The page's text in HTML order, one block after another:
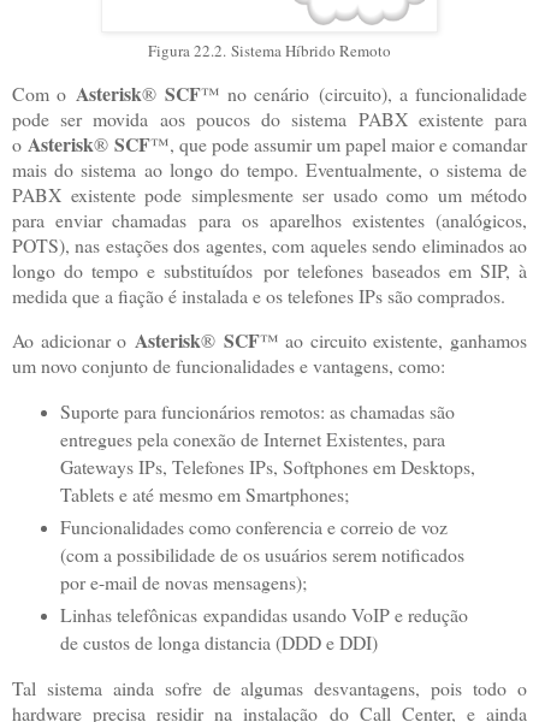
Figura 22.2. Sistema Híbrido Remoto
Com o Asterisk® SCF™ no cenário (circuito), a funcionalidade
pode ser movida aos poucos do sistema PABX existente para
o Asterisk® SCF™, que pode assumir um papel maior e comandar
mais do sistema ao longo do tempo. Eventualmente, o sistema de
PABX existente pode simplesmente ser usado como um método
para enviar chamadas para os aparelhos existentes (analógicos,
POTS), nas estações dos agentes, com aqueles sendo eliminados ao
longo do tempo e substituídos por telefones baseados em SIP, à
medida que a fiação é instalada e os telefones IPs são comprados.
Ao adicionar o Asterisk® SCF™ ao circuito existente, ganhamos
um novo conjunto de funcionalidades e vantagens, como:
Suporte para funcionários remotos: as chamadas são
entregues pela conexão de Internet Existentes, para
Gateways IPs, Telefones IPs, Softphones em Desktops,
Tablets e até mesmo em Smartphones;
Funcionalidades como conferencia e correio de voz
(com a possibilidade de os usuários serem notificados
por e-mail de novas mensagens);
Linhas telefônicas expandidas usando VoIP e redução
de custos de longa distancia (DDD e DDI)
Tal sistema ainda sofre de algumas desvantagens, pois todo o
hardware precisa residir na instalação do Call Center, e ainda